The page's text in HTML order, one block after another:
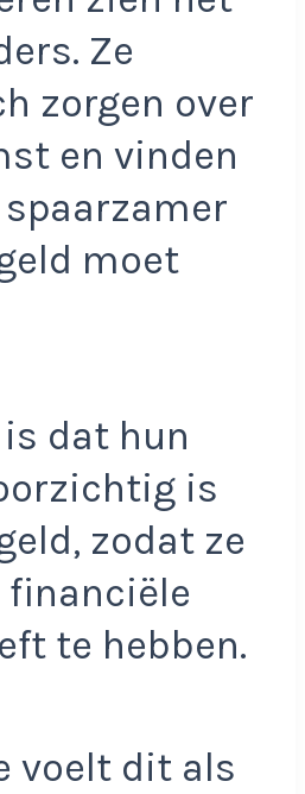
Ze
zorgen over
en vinden
moet
dat hun
is
zodat ze
financiële
te hebben.
voelt dit als